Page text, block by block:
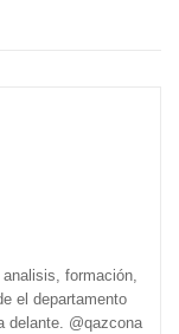
formación,
el departamento
delante. @qazcona